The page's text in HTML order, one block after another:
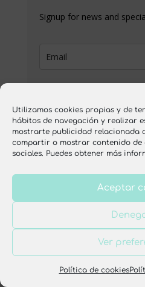
Utilizamos cookies propias y de
hábitos de navegación y realizar
mostrarte publicidad relacionada
compartir o mostrar contenido de
sociales. Puedes obtener más
Aceptar
Ver
Política de cookies
Signup for news and
Aviso legal
Política de cookies
derechos reservados.